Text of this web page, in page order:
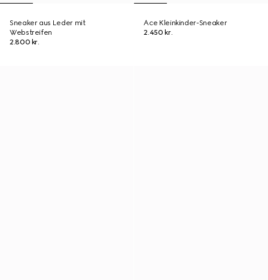
Sneaker aus Leder mit
Webstreifen
2.800 kr.
Ace Kleinkinder-Sneaker
2.450 kr.